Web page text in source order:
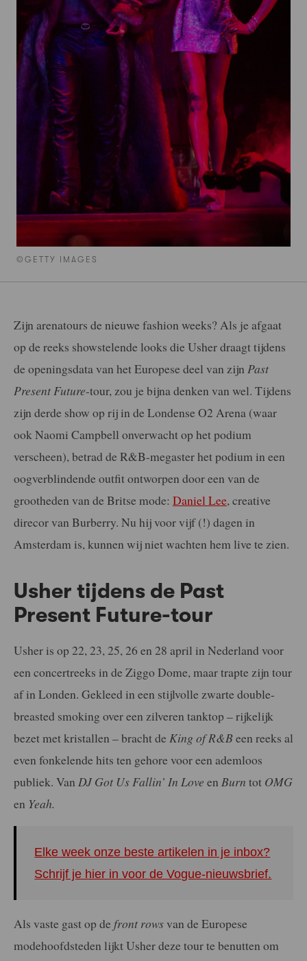
©GETTY IMAGES
Zijn arenatours de nieuwe fashion weeks? Als je afgaat
op de reeks showstelende looks die Usher draagt tijdens
de openingsdata van het Europese deel van zijn Past
Present Future-tour, zou je bijna denken van wel. Tijdens
zijn derde show op rij in de Londense O2 Arena (waar
ook Naomi Campbell onverwacht op het podium
verscheen), betrad de R&B-megaster het podium in een
oogverblindende outfit ontworpen door een van de
grootheden van de Britse mode: Daniel Lee, creative
direcor van Burberry. Nu hij voor vijf (!) dagen in
Amsterdam is, kunnen wij niet wachten hem live te zien.
Usher tijdens de Past
Present Future-tour
Usher is op 22, 23, 25, 26 en 28 april in Nederland voor
een concertreeks in de Ziggo Dome, maar trapte zijn tour
af in Londen. Gekleed in een stijlvolle zwarte double-
breasted smoking over een zilveren tanktop – rijkelijk
bezet met kristallen – bracht de King of R&Been reeks al
even fonkelende hits ten gehore voor een ademloos
publiek. Van DJ Got Us Fallin’ In Love en Burn tot OMG
en Yeah.
Elke week onze beste artikelen in je inbox?
Schrijf je hier in voor de Vogue-nieuwsbrief.
Als vaste gast op de front rowsvan de Europese
modehoofdsteden lijkt Usher deze tour te benutten om